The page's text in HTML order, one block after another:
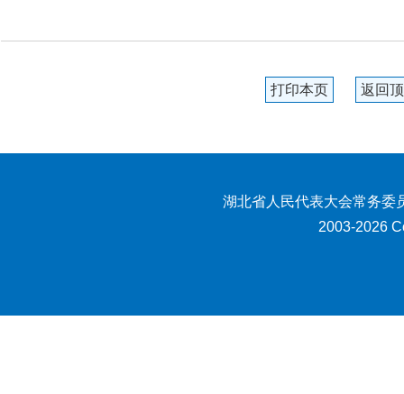
打印本页 返回
湖北省人民代表大会常务委
2003-2026